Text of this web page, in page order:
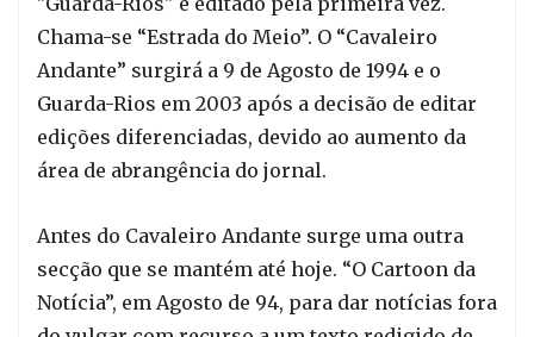
Chama-se “Estrada do Meio”. O “Cavaleiro
Andante” surgirá a 9 de Agosto de 1994 e o
Guarda-Rios em 2003 após a decisão de editar
edições diferenciadas, devido ao aumento da
área de abrangência do jornal.
Antes do Cavaleiro Andante surge uma outra
secção que se mantém até hoje. “O Cartoon da
Notícia”, em Agosto de 94, para dar notícias fora